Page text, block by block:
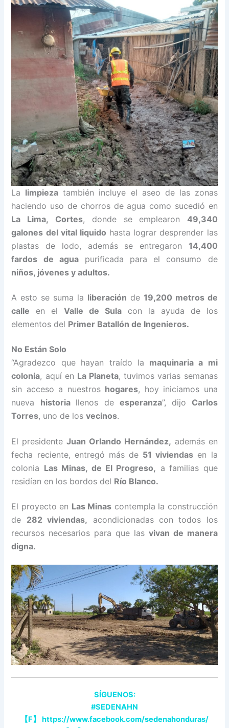
La limpieza también incluye el aseo de las zonas
haciendo uso de chorros de agua como sucedió en
La Lima,
Cortes, donde se emplearon 49,340
galones del vital liquido hasta lograr desprender las
plastas de lodo, además se entregaron 14,400
fardos de aguapurificada para el consumo de
niños, jóvenes y adultos.
A esto se suma la liberación de 19,200 metros de
calle en elValle de Sula con la ayuda de los
elementos del Primer Batallón de Ingenieros.
No Están Solo
“Agradezco que hayan traído la maquinaria a mi
colonia, aquí en La Planeta, tuvimos varias semanas
sin acceso a nuestros hogares, hoy iniciamos una
nueva historia llenos de esperanza”, dijo Carlos
Torres, uno de losvecinos.
El presidenteJuan Orlando Hernández, además en
fecha reciente, entregó más de 51 viviendas en la
colonia Las Minas, de El Progreso, a familias que
residían en los bordos del Río Blanco.
El proyecto en Las Minas contempla la construcción
de 282 viviendas, acondicionadas con todos los
recursos necesarios para que las vivan de manera
digna.
SÍGUENOS:
#SEDENAHN
【F】
https://www.facebook.com/sedenahonduras/